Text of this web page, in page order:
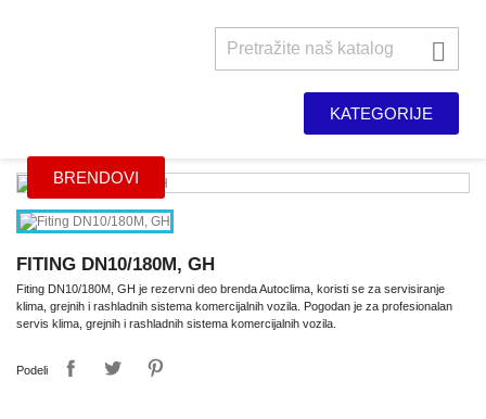

KATEGORIJE
BRENDOVI
FITING DN10/180M, GH
Fiting DN10/180M, GH je rezervni deo brenda Autoclima, koristi se za servisiranje
klima, grejnih i rashladnih sistema komercijalnih vozila. Pogodan je za profesionalan
servis klima, grejnih i rashladnih sistema komercijalnih vozila.
Podeli